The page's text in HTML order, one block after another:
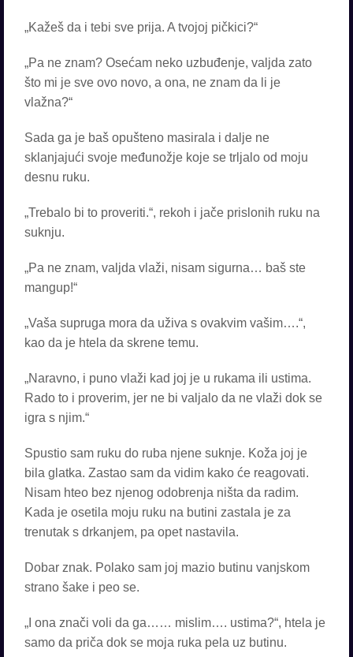
„Kažeš da i tebi sve prija. A tvojoj pičkici?“
„Pa ne znam? Osećam neko uzbuđenje, valjda zato
što mi je sve ovo novo, a ona, ne znam da li je
vlažna?“
Sada ga je baš opušteno masirala i dalje ne
sklanjajući svoje međunožje koje se trljalo od moju
desnu ruku.
„Trebalo bi to proveriti.“, rekoh i jače prislonih ruku na
suknju.
„Pa ne znam, valjda vlaži, nisam sigurna… baš ste
mangup!“
„Vaša supruga mora da uživa s ovakvim vašim….“,
kao da je htela da skrene temu.
„Naravno, i puno vlaži kad joj je u rukama ili ustima.
Rado to i proverim, jer ne bi valjalo da ne vlaži dok se
igra s njim.“
Spustio sam ruku do ruba njene suknje. Koža joj je
bila glatka. Zastao sam da vidim kako će reagovati.
Nisam hteo bez njenog odobrenja ništa da radim.
Kada je osetila moju ruku na butini zastala je za
trenutak s drkanjem, pa opet nastavila.
Dobar znak. Polako sam joj mazio butinu vanjskom
strano šake i peo se.
„I ona znači voli da ga…… mislim…. ustima?“, htela je
samo da priča dok se moja ruka pela uz butinu.